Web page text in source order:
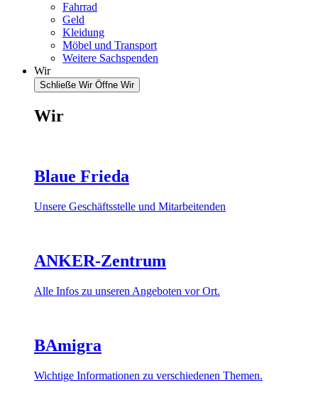
Fahrrad
Geld
Kleidung
Möbel und Transport
Weitere Sachspenden
Wir
Schließe Wir Öffne Wir
Wir
Blaue Frieda
Unsere Geschäftsstelle und Mitarbeitenden
ANKER-Zentrum
Alle Infos zu unseren Angeboten vor Ort.
BAmigra
Wichtige Informationen zu verschiedenen Themen.